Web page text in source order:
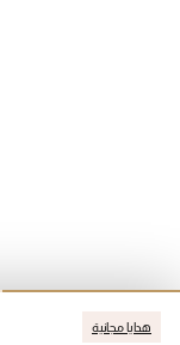
هدايا مجانية